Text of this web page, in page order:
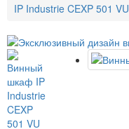
IP Industrie CEXP 501 VU